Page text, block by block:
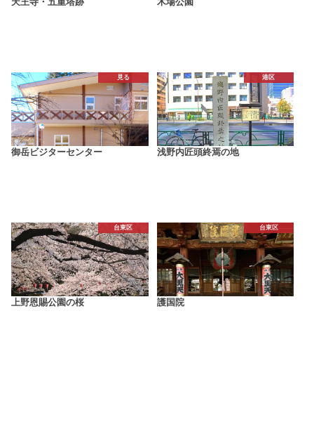
天王寺・五重塔跡 木場公園
見る
御岳ビジターセンター
港区
浅野内匠頭終焉の地
台東区
上野恩賜公園の桜
台東区
護国院